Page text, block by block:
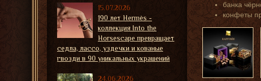
банка
конфеты
15.07.2026
190 лет Hermès -
коллекция Into the
Horsescape превращает
седла, лассо, уздечки и кованые
гвозди в 90 уникальных украшений
24.06.2026